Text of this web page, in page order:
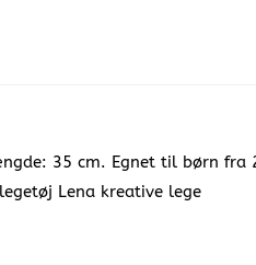
35 cm. Egnet til børn
Lena kreative lege